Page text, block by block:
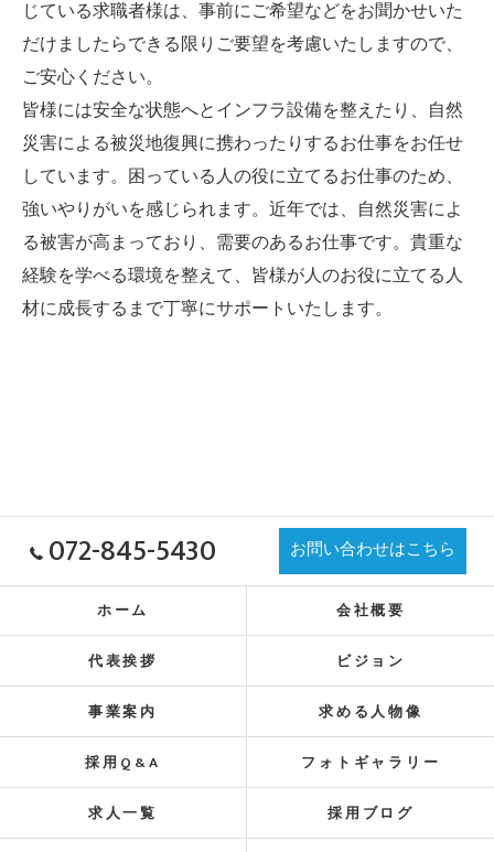
じている求職者様は、事前にご希望などをお聞かせいた
だけましたらできる限りご要望を考慮いたしますので、
ご安心ください。
皆様には安全な状態へとインフラ設備を整えたり、自然
災害による被災地復興に携わったりするお仕事をお任せ
しています。困っている人の役に立てるお仕事のため、
強いやりがいを感じられます。近年では、自然災害によ
る被害が高まっており、需要のあるお仕事です。貴重な
経験を学べる環境を整えて、皆様が人のお役に立てる人
材に成長するまで丁寧にサポートいたします。
072-845-5430 お問い合わせはこちら
ホーム 会社概要
代表挨拶 ビジョン
事業案内 求める人物像
採用Q&A フォトギャラリー
求人一覧 採用ブログ